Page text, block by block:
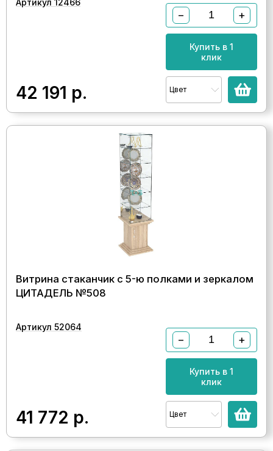
42 191 р.
− +
Купить в 1
клик
Цвет
Витрина стаканчик с 5-ю полками и зеркалом
ЦИТАДЕЛЬ №508
Артикул 52064
41 772 р.
− +
Купить в 1
клик
Цвет